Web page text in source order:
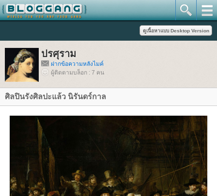
ปรศุราม
ฝากข้อความหลังไมค์
ผู้ติดตามบล็อก : 7 คน
ศิลปินรังศิลปะแล้ว นิรันดร์กาล